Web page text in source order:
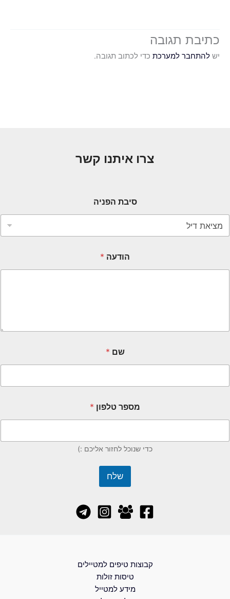
כתיבת תגובה
יש להתחבר למערכת כדי לכתוב תגובה.
צרו איתנו קשר
סיבת הפניה
הודעה *
שם *
מספר טלפון *
כדי שנוכל לחזור אליכם :)
שלח
קבוצות טיפים למטיילים
טיסות זולות
מידע למטייל